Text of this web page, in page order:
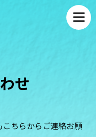
せ
ちらからご連絡お願